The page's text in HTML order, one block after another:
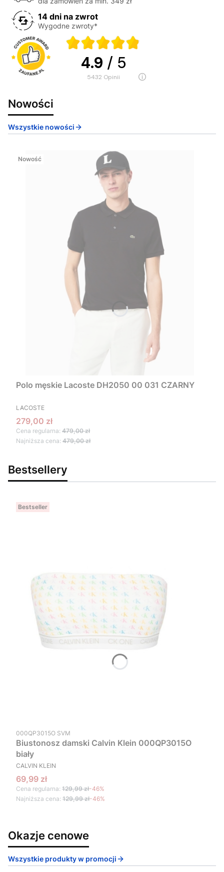
14 dni na zwrot
Wygodne zwroty*
4.9 / 5
5432 opinii
Nowości
Wszystkie nowości
Nowość
Polo męskie Lacoste DH2050 00 031 CZARNY
PRODUCENT
LACOSTE
Cena promocyjna
279,00 zł
Cena regularna: 479,00 zł
Najniższa cena: 479,00 zł
Bestsellery
Bestseller
Kod produktu
000QP3015O SVM
Biustonosz damski Calvin Klein 000QP3015O
biały
PRODUCENT
CALVIN KLEIN
Cena promocyjna
69,99 zł
Cena regularna: 129,99 zł-46%
Najniższa cena: 129,99 zł-46%
Okazje cenowe
Wszystkie produkty w promocji